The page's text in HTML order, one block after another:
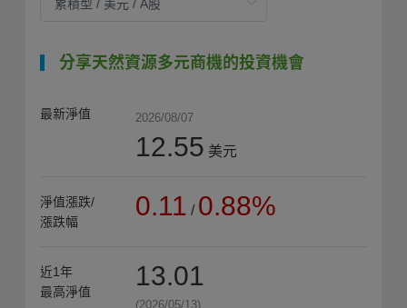
分享天然資源多元商機的投資機會
最新淨值 2026/08/07
12.55 美元
淨值漲跌/
漲跌幅
0.11 / 0.88%
近1年
最高淨值
13.01
(2026/05/13)